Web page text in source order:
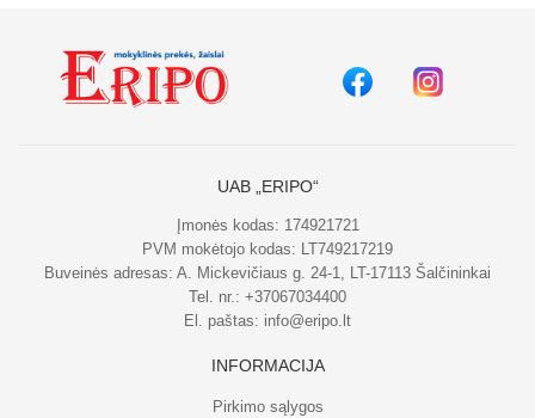
UAB „ERIPO“
Įmonės kodas: 174921721
PVM mokėtojo kodas: LT749217219
Buveinės adresas: A. Mickevičiaus g. 24-1, LT-17113 Šalčininkai
Tel. nr.: +37067034400
El. paštas: info@eripo.lt
INFORMACIJA
Pirkimo sąlygos